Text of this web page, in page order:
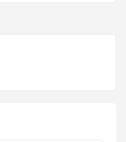
ile bilgilendireceğiz.
ilişkinAydınlatma